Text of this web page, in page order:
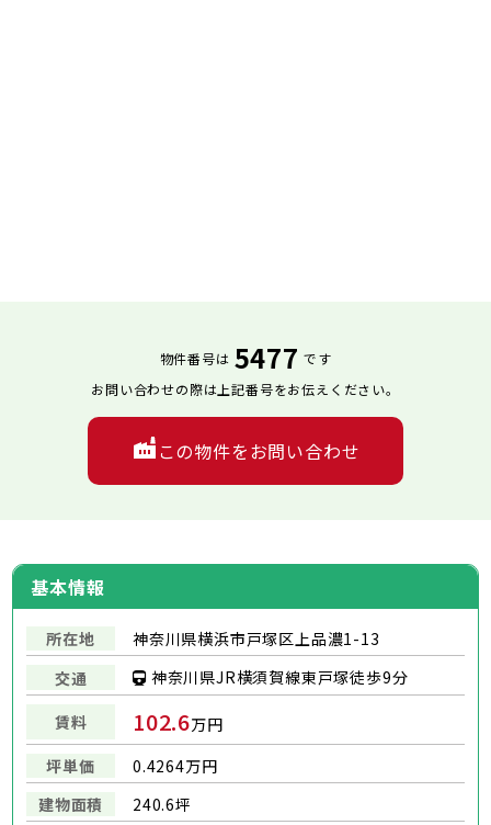
基本情報
所在地
神奈川県横浜市戸塚区上品濃1-13
交通
神奈川県JR横須賀線東戸塚徒歩9分
賃料 102.6万円
坪単価
0.4264万円
建物面積
240.6坪
物件番号は 5477 です
お問い合わせの際は上記番号をお伝えください。
この物件をお問い合わせ